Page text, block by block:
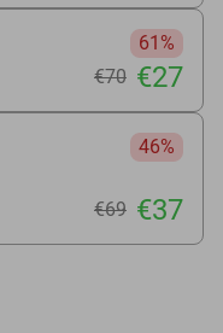
61%
€70 €27
46%
€69 €37